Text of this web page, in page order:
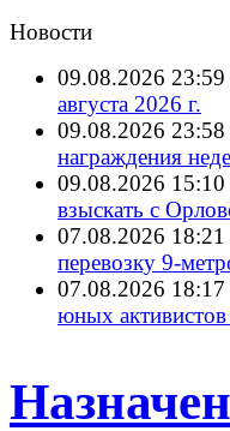
Новости
09.08.2026 23:59
августа 2026 г.
09.08.2026 23:58
награждения
09.08.2026 15:10
взыскать с
07.08.2026 18:21
перевозку 9-
07.08.2026 18:17
юных